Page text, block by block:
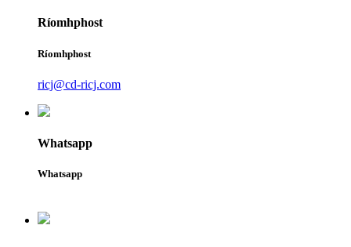
Ríomhphost
Ríomhphost
ricj@cd-ricj.com
Whatsapp
Whatsapp